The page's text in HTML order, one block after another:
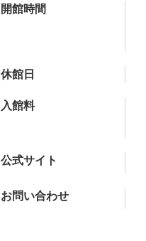
開館時間
休館日
入館料
公式サイト
お問い合わせ